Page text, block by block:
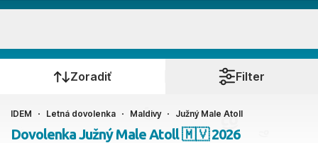
Kedy cestujete?
Ako cestujete?
Zoradiť Filter
IDEM Letná dovolenka Maldivy Južný Male Atoll
Dovolenka Južný Male Atoll 🇲🇻 2026